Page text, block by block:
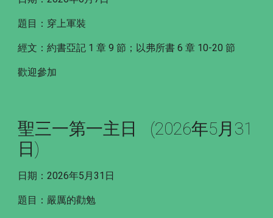
題目：穿上軍裝
經文：約書亞記 1 章 9 節；以弗所書 6 章 10-20 節
歡迎參加
聖三一第一主日
(2026年5月31
日)
日期：2026年5月31日
題目：嚴厲的勸勉